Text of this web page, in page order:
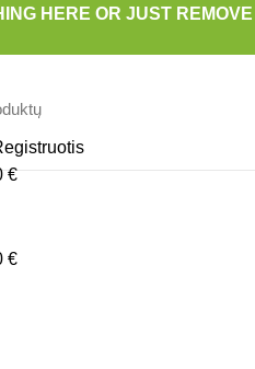
HERE OR JUST
€
€